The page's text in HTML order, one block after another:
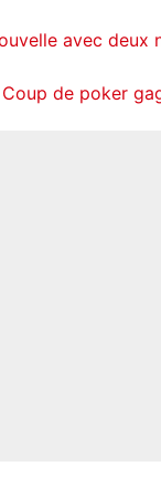
avec deux
de poker